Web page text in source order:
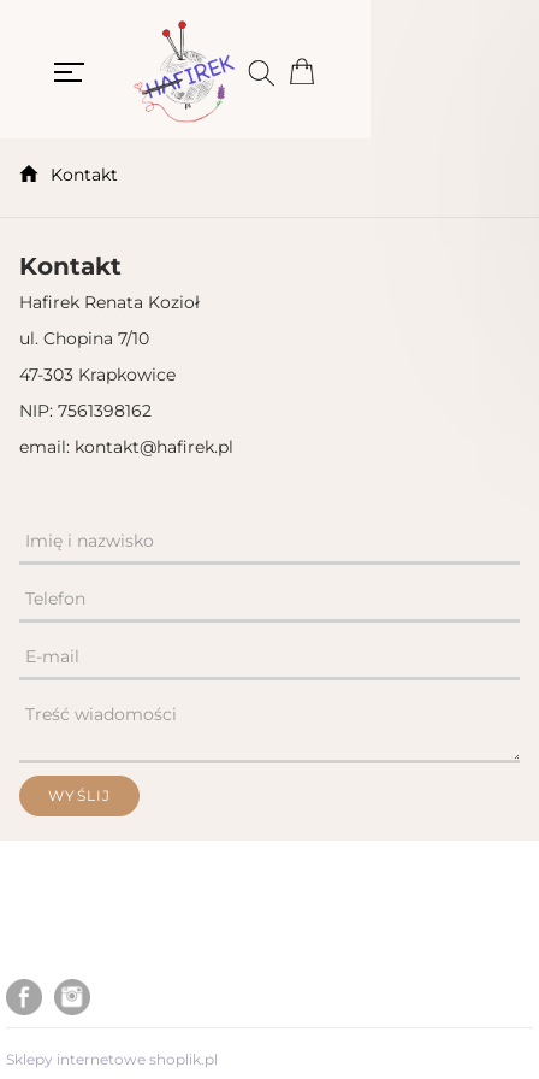
Kontakt
Kontakt
Hafirek Renata Kozioł
ul. Chopina 7/10
47-303 Krapkowice
NIP: 7561398162
email: kontakt@hafirek.pl
Sklepy internetowe shoplik.pl